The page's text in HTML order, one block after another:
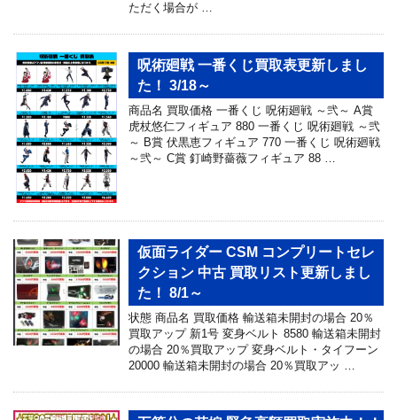
ただく場合が …
呪術廻戦 一番くじ買取表更新しまし
た！ 3/18～
商品名 買取価格 一番くじ 呪術廻戦 ～弐～ A賞
虎杖悠仁フィギュア 880 一番くじ 呪術廻戦 ～弐
～ B賞 伏黒恵フィギュア 770 一番くじ 呪術廻戦
～弐～ C賞 釘崎野薔薇フィギュア 88 …
仮面ライダー CSM コンプリートセレ
クション 中古 買取リスト更新しまし
た！ 8/1～
状態 商品名 買取価格 輸送箱未開封の場合 20％
買取アップ 新1号 変身ベルト 8580 輸送箱未開封
の場合 20％買取アップ 変身ベルト・タイフーン
20000 輸送箱未開封の場合 20％買取アッ …